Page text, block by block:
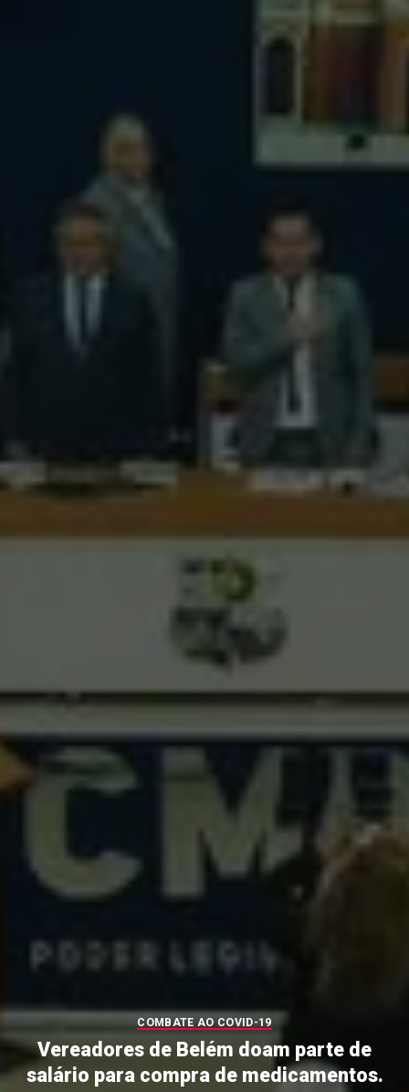
COMBATE AO COVID-19
Vereadores de Belém doam parte de
salário para compra de medicamentos.